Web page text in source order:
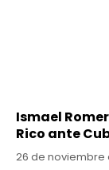
Ismael
Rico ante
26 de noviembre